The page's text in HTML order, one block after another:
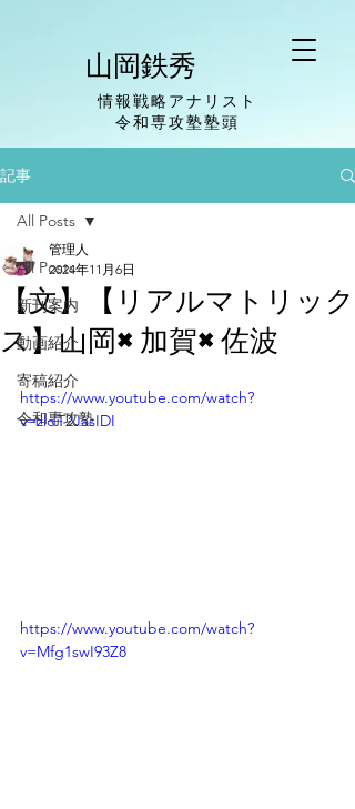
山岡鉄秀
情報戦略アナリスト
​令和専攻塾塾頭
記事
All Posts
新刊案内
動画紹介
寄稿紹介
令和専攻塾
All Posts
【文】【リアルマトリック
ス】山岡×加賀×佐波
管理人
2024年11月6日
https://www.youtube.com/watch?
v=zldT2JasIDI
https://www.youtube.com/watch?
v=Mfg1swI93Z8